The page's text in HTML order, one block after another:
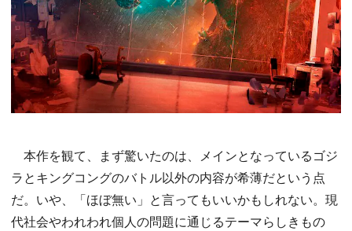
本作を観て、まず驚いたのは、メインとなっているゴジ
ラとキングコングのバトル以外の内容が希薄だという点
だ。いや、「ほぼ無い」と言ってもいいかもしれない。現
代社会やわれわれ個人の問題に通じるテーマらしきもの